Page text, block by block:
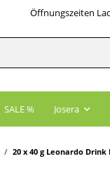
Öffnungszeiten
SALE % Josera
20 x 40 g Leonardo Drink